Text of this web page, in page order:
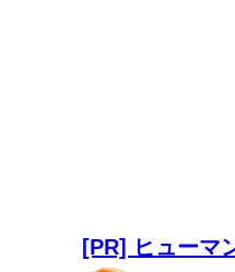
[PR] ヒューマ